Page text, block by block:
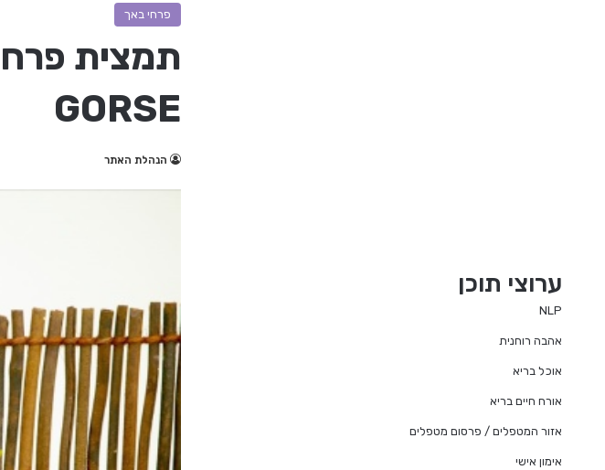
פרחי באך
GORSE
הנהלת האתר
ערוצי תוכן
NLP
אהבה רוחנית
אוכל בריא
אורח חיים בריא
אזור המטפלים / פרסום מטפלים
אימון אישי